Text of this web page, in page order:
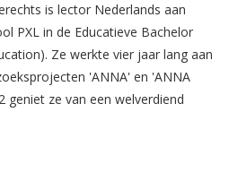
is lector Nederlands aan
PXL in de Educatieve Bachelor
Ze werkte vier jaar lang aan
'ANNA' en 'ANNA
geniet ze van een welverdiend